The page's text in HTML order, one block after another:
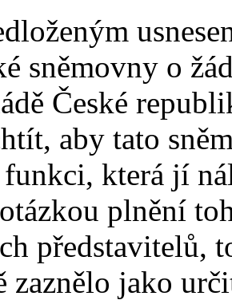
sněmovny o
České
aby tato
která jí
plnění
představitelů,
zaznělo jako